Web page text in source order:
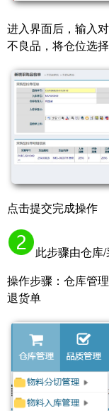
进入界面后，输入
不良品，将仓位选
点击提交完成操作
此步骤由仓库
操作步骤：仓库管
退货单